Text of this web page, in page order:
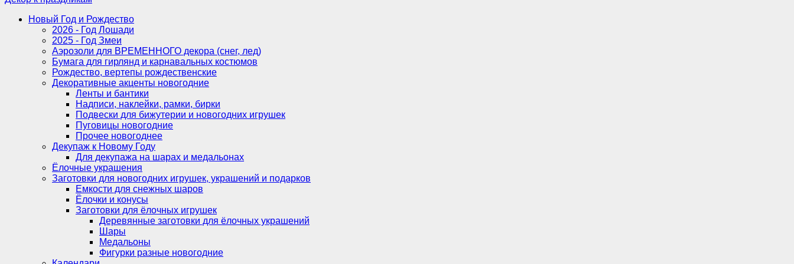
Новый Год и Рождество
2026 - Год Лошади
2025 - Год Змеи
Аэрозоли для ВРЕМЕННОГО декора (снег, лед)
Бумага для гирлянд и карнавальных костюмов
Рождество, вертепы рождественские
Декоративные акценты новогодние
Ленты и бантики
Надписи, наклейки, рамки, бирки
Подвески для бижутерии и новогодних игрушек
Пуговицы новогодние
Прочее новогоднее
Декупаж к Новому Году
Для декупажа на шарах и медальонах
Ёлочные украшения
Заготовки для новогодних игрушек, украшений и подарков
Емкости для снежных шаров
Ёлочки и конусы
Заготовки для ёлочных игрушек
Деревянные заготовки для ёлочных украшений
Шары
Медальоны
Фигурки разные новогодние